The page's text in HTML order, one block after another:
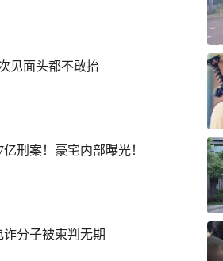
见面头都不敢抬
刑案！豪宅内部曝光！
分子被柬判无期